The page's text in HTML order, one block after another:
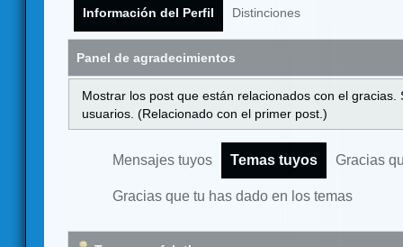
Información del Perfil Distinciones
Panel de agradecimientos
Mostrar los post que están relacionados con el
usuarios. (Relacionado con el primer post.)
Mensajes tuyos Temas tuyos Gracias
Gracias que tu has dado en los temas